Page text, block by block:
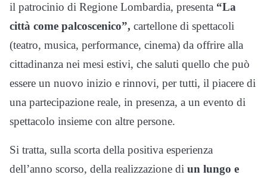
il patrocinio di Regione Lombardia, presenta “La
città come palcoscenico”, cartellone di spettacoli
(teatro, musica, performance, cinema) da offrire alla
cittadinanza nei mesi estivi, che saluti quello che può
essere un nuovo inizio e rinnovi, per tutti, il piacere di
una partecipazione reale, in presenza, a un evento di
spettacolo insieme con altre persone.
Si tratta, sulla scorta della positiva esperienza
dell’anno scorso, della realizzazione di un lungo e